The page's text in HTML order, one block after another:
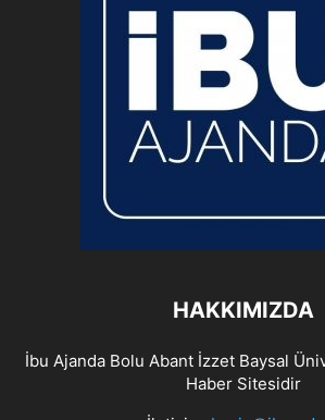
HAKKIMIZDA
İbu Ajanda Bolu Abant İzzet Baysal
Haber Sitesidir